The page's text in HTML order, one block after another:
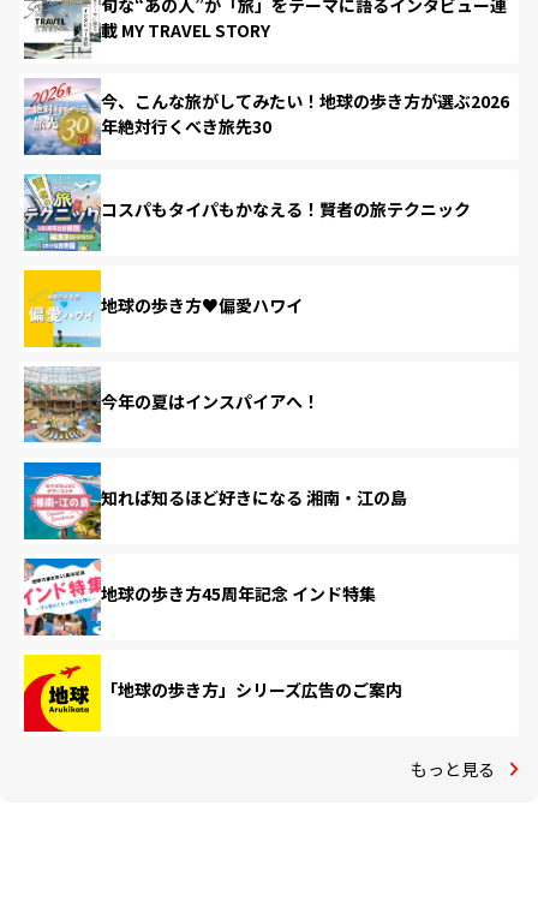
載 MY TRAVEL STORY
今、こんな旅がしてみたい！地球の歩き方が選ぶ2026
年絶対行くべき旅先30
コスパもタイパもかなえる！賢者の旅テクニック
地球の歩き方♥偏愛ハワイ
今年の夏はインスパイアへ！
知れば知るほど好きになる 湘南・江の島
地球の歩き方45周年記念 インド特集
「地球の歩き方」シリーズ広告のご案内
もっと見る